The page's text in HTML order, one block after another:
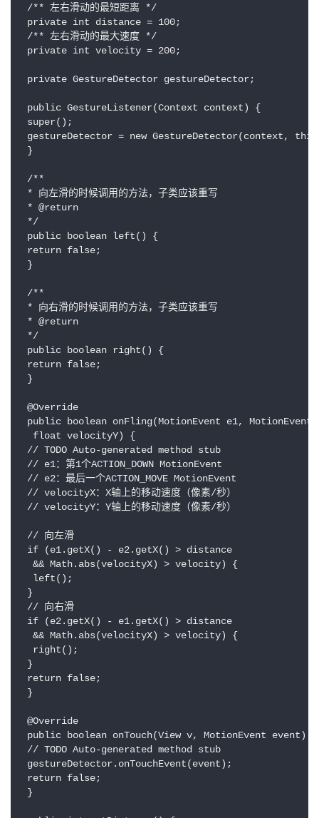
/** 左右滑动的最短距离 */
private int distance = 100;
/** 左右滑动的最大速度 */
private int velocity = 200;
private GestureDetector gestureDetector;
public GestureListener(Context context) {
super();
gestureDetector = new GestureDetector(context,
}
/**
* 向左滑的时候调用的方法，子类应该重写
* @return
*/
public boolean left() {
return false;
}
/**
* 向右滑的时候调用的方法，子类应该重写
* @return
*/
public boolean right() {
return false;
}
@Override
public boolean onFling(MotionEvent e1,
  float velocityY) {
// TODO Auto-generated method stub
// e1：第1个ACTION_DOWN MotionEvent
// e2：最后一个ACTION_MOVE MotionEvent
// velocityX：X轴上的移动速度（像素/秒）
// velocityY：Y轴上的移动速度（像素/秒）
// 向左滑
if (e1.getX() - e2.getX() > distance
  && Math.abs(velocityX) > velocity) {
  left();
}
// 向右滑
if (e2.getX() - e1.getX() > distance
  && Math.abs(velocityX) > velocity) {
  right();
}
return false;
}
@Override
public boolean onTouch(View v, MotionEvent event) {
// TODO Auto-generated method stub
gestureDetector.onTouchEvent(event);
return false;
}